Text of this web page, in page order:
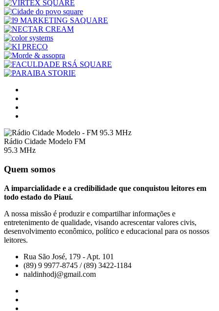
Rádio Cidade Modelo FM
95.3 MHz
Quem somos
A imparcialidade e a credibilidade que conquistou leitores em
todo estado do Piauí.
A nossa missão é produzir e compartilhar informações e
entretenimento de qualidade, visando acrescentar valores civis,
desenvolvimento econômico, político e educacional para os nossos
leitores.
Rua São José, 179 - Apt. 101
(89) 9 9977-8745 / (89) 3422-1184
naldinhodj@gmail.com